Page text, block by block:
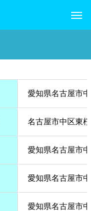
愛知県名古屋市
名古屋市中区東
愛知県名古屋市
愛知県名古屋市
愛知県名古屋市